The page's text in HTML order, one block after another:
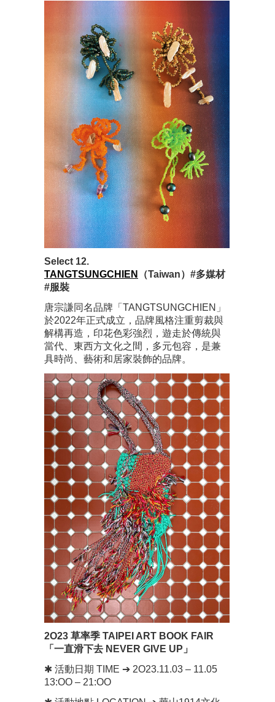
Select 12.
TANGTSUNGCHIEN
（Taiwan）#多媒材
#服裝
唐宗謙同名品牌「TANGTSUNGCHIEN」
於2022年正式成立，品牌風格注重剪裁與
解構再造，印花色彩強烈，遊走於傳統與
當代、東西方文化之間，多元包容，是兼
具時尚、藝術和居家裝飾的品牌。
2O23 草率季 TAIPEI ART BOOK FAIR
「一直滑下去 NEVER GIVE UP」
✱ 活動日期 TIME ➔ 2O23.11.03 – 11.05
13:OO – 21:OO